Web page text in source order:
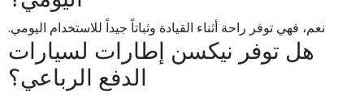
نعم، فهي توفر راحة أثناء القيادة وثباتاً جيداً للاستخدام اليومي.
هل توفر نيكسن إطارات لسيارات
الدفع الرباعي؟